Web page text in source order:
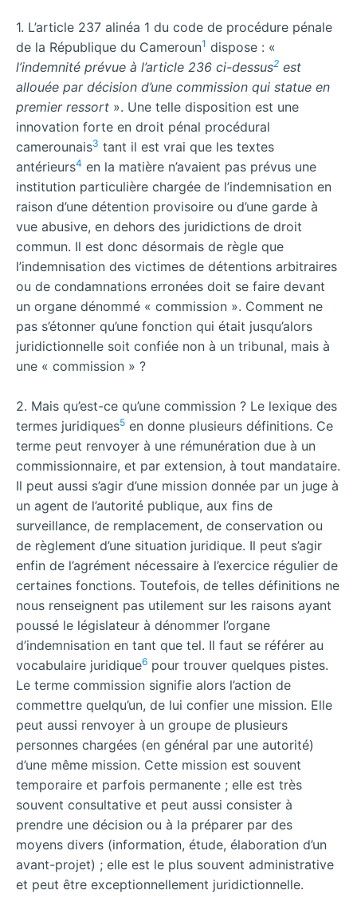
1. L’article 237 alinéa 1 du code de procédure pénale
de la République du Cameroun1 dispose : «
l’indemnité prévue à l’article 236 ci-dessus2 est
allouée par décision d’une commission qui statue en
premier ressort ». Une telle disposition est une
innovation forte en droit pénal procédural
camerounais3 tant il est vrai que les textes
antérieurs4 en la matière n’avaient pas prévus une
institution particulière chargée de l’indemnisation en
raison d’une détention provisoire ou d’une garde à
vue abusive, en dehors des juridictions de droit
commun. Il est donc désormais de règle que
l’indemnisation des victimes de détentions arbitraires
ou de condamnations erronées doit se faire devant
un organe dénommé « commission ». Comment ne
pas s’étonner qu’une fonction qui était jusqu’alors
juridictionnelle soit confiée non à un tribunal, mais à
une « commission » ?
2. Mais qu’est-ce qu’une commission ? Le lexique des
termes juridiques5 en donne plusieurs définitions. Ce
terme peut renvoyer à une rémunération due à un
commissionnaire, et par extension, à tout mandataire.
Il peut aussi s’agir d’une mission donnée par un juge à
un agent de l’autorité publique, aux fins de
surveillance, de remplacement, de conservation ou
de règlement d’une situation juridique. Il peut s’agir
enfin de l’agrément nécessaire à l’exercice régulier de
certaines fonctions. Toutefois, de telles définitions ne
nous renseignent pas utilement sur les raisons ayant
poussé le législateur à dénommer l’organe
d’indemnisation en tant que tel. Il faut se référer au
vocabulaire juridique6 pour trouver quelques pistes.
Le terme commission signifie alors l’action de
commettre quelqu’un, de lui confier une mission. Elle
peut aussi renvoyer à un groupe de plusieurs
personnes chargées (en général par une autorité)
d’une même mission. Cette mission est souvent
temporaire et parfois permanente ; elle est très
souvent consultative et peut aussi consister à
prendre une décision ou à la préparer par des
moyens divers (information, étude, élaboration d’un
avant-projet) ; elle est le plus souvent administrative
et peut être exceptionnellement juridictionnelle.